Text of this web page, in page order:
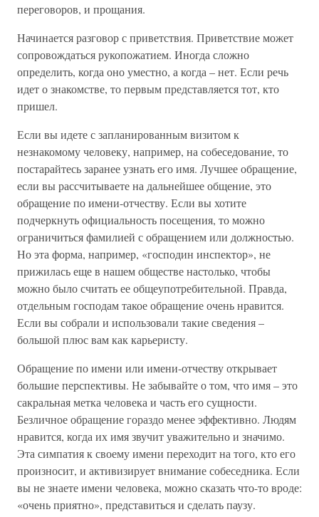
переговоров, и прощания.
Начинается разговор с приветствия. Приветствие может
сопровождаться рукопожатием. Иногда сложно
определить, когда оно уместно, а когда – нет. Если речь
идет о знакомстве, то первым представляется тот, кто
пришел.
Если вы идете с запланированным визитом к
незнакомому человеку, например, на собеседование, то
постарайтесь заранее узнать его имя. Лучшее обращение,
если вы рассчитываете на дальнейшее общение, это
обращение по имени-отчеству. Если вы хотите
подчеркнуть официальность посещения, то можно
ограничиться фамилией с обращением или должностью.
Но эта форма, например, «господин инспектор», не
прижилась еще в нашем обществе настолько, чтобы
можно было считать ее общеупотребительной. Правда,
отдельным господам такое обращение очень нравится.
Если вы собрали и использовали такие сведения –
большой плюс вам как карьеристу.
Обращение по имени или имени-отчеству открывает
большие перспективы. Не забывайте о том, что имя – это
сакральная метка человека и часть его сущности.
Безличное обращение гораздо менее эффективно. Людям
нравится, когда их имя звучит уважительно и значимо.
Эта симпатия к своему имени переходит на того, кто его
произносит, и активизирует внимание собеседника. Если
вы не знаете имени человека, можно сказать что-то вроде:
«очень приятно», представиться и сделать паузу.